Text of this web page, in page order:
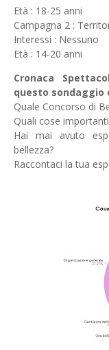
Età : 18-25 anni
Campagna 2 :
Interessi : Nessuno
Età : 14-20 anni
Cronaca
questo sondaggio
Quale Concorso di
Quali cose
Hai mai avuto
bellezza?
Raccontaci la tua